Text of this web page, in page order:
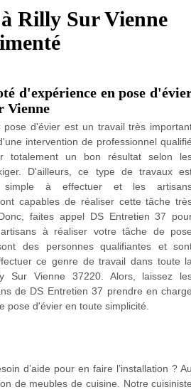
Rilly Sur Vienne
d'expérience en pose
Vienne
pose d'évier est un travail très
intervention de professionnel qualifié
totalement un bon résultat selon
D'ailleurs, ce type de travaux
simple à effectuer et les
capables de réaliser cette tâche
faites appel DS Entretien 37
à réaliser votre tâche de pose
des personnes qualifiantes et
ce genre de travail dans toute la
Sur Vienne 37220. Alors, laissez
de DS Entretien 37 prendre en charge
pose d'évier en toute simplicité.
d’aide pour en faire l’installation ? Au
de meubles de cuisine. Notre cuisiniste